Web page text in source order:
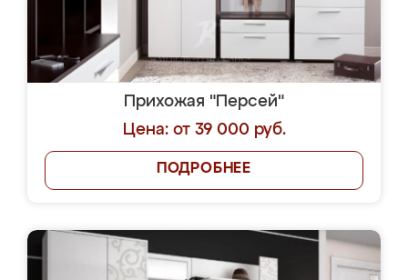
Прихожая "Персей"
Цена: от 39 000 руб.
ПОДРОБНЕЕ